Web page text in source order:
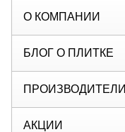
О КОМПАНИИ
БЛОГ О ПЛИТКЕ
ПРОИЗВОДИТЕЛИ
АКЦИИ